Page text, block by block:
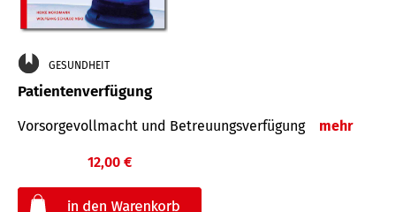
GESUNDHEIT
Patientenverfügung
Vorsorgevollmacht und Betreuungsverfügung mehr
12,00 €